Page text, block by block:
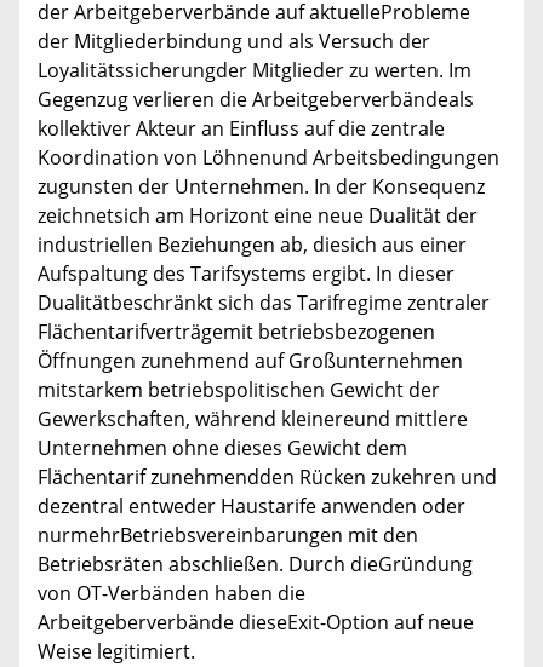
der Arbeitgeberverbände auf aktuelleProbleme
der Mitgliederbindung und als Versuch der
Loyalitätssicherungder Mitglieder zu werten. Im
Gegenzug verlieren die Arbeitgeberverbändeals
kollektiver Akteur an Einfluss auf die zentrale
Koordination von Löhnenund Arbeitsbedingungen
zugunsten der Unternehmen. In der Konsequenz
zeichnetsich am Horizont eine neue Dualität der
industriellen Beziehungen ab, diesich aus einer
Aufspaltung des Tarifsystems ergibt. In dieser
Dualitätbeschränkt sich das Tarifregime zentraler
Flächentarifverträgemit betriebsbezogenen
Öffnungen zunehmend auf Großunternehmen
mitstarkem betriebspolitischen Gewicht der
Gewerkschaften, während kleinereund mittlere
Unternehmen ohne dieses Gewicht dem
Flächentarif zunehmendden Rücken zukehren und
dezentral entweder Haustarife anwenden oder
nurmehrBetriebsvereinbarungen mit den
Betriebsräten abschließen. Durch dieGründung
von OT-Verbänden haben die
Arbeitgeberverbände dieseExit-Option auf neue
Weise legitimiert.